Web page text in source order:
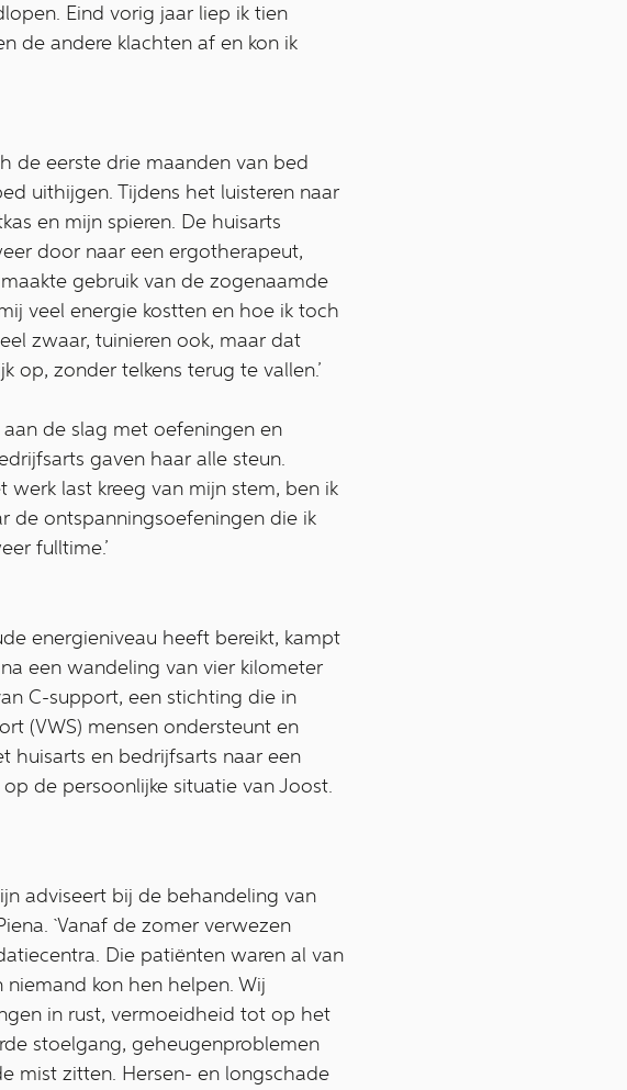
Eind vorig jaar liep ik tien
de andere klachten af en kon ik
de eerste drie maanden van bed
uithijgen. Tijdens het luisteren naar
en mijn spieren. De huisarts
door naar een ergotherapeut,
gebruik van de zogenaamde
veel energie kostten en hoe ik toch
zwaar, tuinieren ook, maar dat
zonder telkens terug te vallen.’
de slag met oefeningen en
gaven haar alle steun.
last kreeg van mijn stem, ben ik
de ontspanningsoefeningen die ik
fulltime.’
energieniveau heeft bereikt, kampt
een wandeling van vier kilometer
C-support, een stichting die in
(VWS) mensen ondersteunt en
huisarts en bedrijfsarts naar een
de persoonlijke situatie van Joost.
adviseert bij de behandeling van
`Vanaf de zomer verwezen
Die patiënten waren al van
kon hen helpen. Wij
in rust, vermoeidheid tot op het
stoelgang, geheugenproblemen
mist zitten. Hersen- en longschade